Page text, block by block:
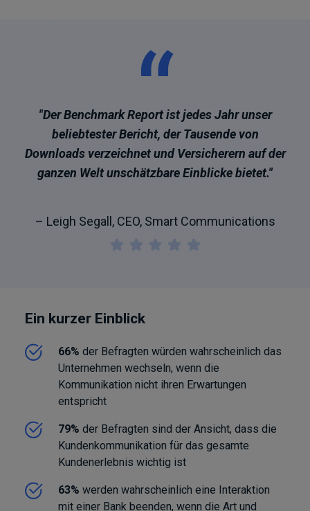
“
"Der Benchmark Report ist jedes Jahr unser
beliebtester Bericht, der Tausende von
Downloads verzeichnet und Versicherern auf der
ganzen Welt unschätzbare Einblicke bietet."
– Leigh Segall, CEO, Smart Communications
Ein kurzer Einblick
66% der Befragten würden wahrscheinlich das
Unternehmen wechseln, wenn die
Kommunikation nicht ihren Erwartungen
entspricht
79% der Befragten sind der Ansicht, dass die
Kundenkommunikation für das gesamte
Kundenerlebnis wichtig ist
63% werden wahrscheinlich eine Interaktion
mit einer Bank beenden, wenn die Art und